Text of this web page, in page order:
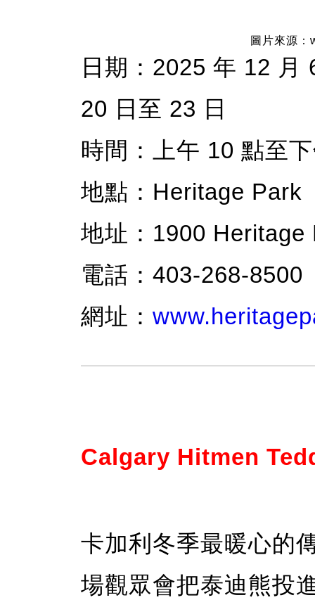
圖片來源
日期：2025 年 12 月
20 日至 23 日
時間：上午 10 點至
地點：Heritage Park
地址：1900 Heritage
電話：403-268-8500
網址：
Calgary Hitmen
卡加利冬季最暖心的
場觀眾會把泰迪熊投